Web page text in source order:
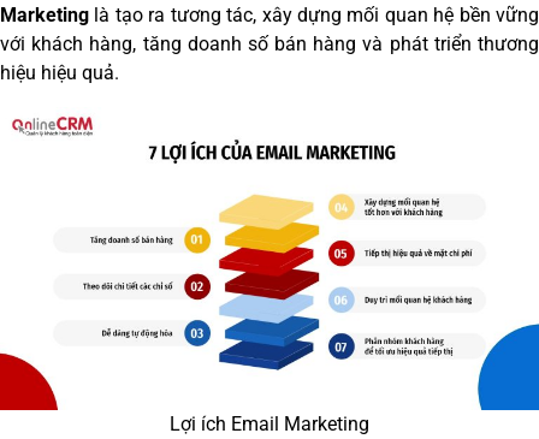
Marketing là tạo ra tương tác, xây dựng mối quan hệ bền vững
với khách hàng, tăng doanh số bán hàng và phát triển thương
hiệu hiệu quả.
Lợi ích Email Marketing